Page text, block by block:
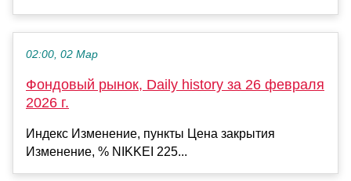
02:00, 02 Мар
Фондовый рынок, Daily history за 26 февраля
2026 г.
Индекс Изменение, пункты Цена закрытия
Изменение, % NIKKEI 225...